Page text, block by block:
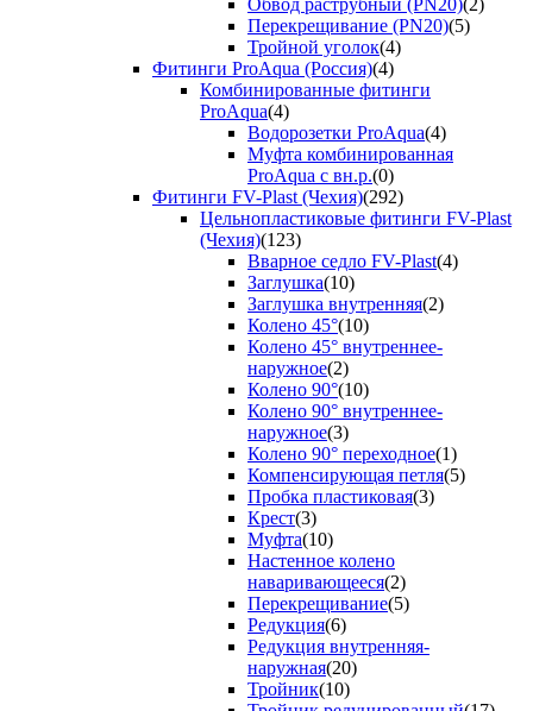
Обвод раструбный (PN20)(2)
Перекрещивание (PN20)(5)
Тройной уголок(4)
Фитинги ProAqua (Россия)(4)
Комбинированные фитинги
ProAqua(4)
Водорозетки ProAqua(4)
Муфта комбинированная
ProAqua с вн.р.(0)
Фитинги FV-Plast (Чехия)(292)
Цельнопластиковые фитинги FV-Plast
(Чехия)(123)
Вварное седло FV-Plast(4)
Заглушка(10)
Заглушка внутренняя(2)
Колено 45°(10)
Колено 45° внутреннее-
наружное(2)
Колено 90°(10)
Колено 90° внутреннее-
наружное(3)
Колено 90° переходное(1)
Компенсирующая петля(5)
Пробка пластиковая(3)
Крест(3)
Муфта(10)
Настенное колено
наваривающееся(2)
Перекрещивание(5)
Редукция(6)
Редукция внутренняя-
наружная(20)
Тройник(10)